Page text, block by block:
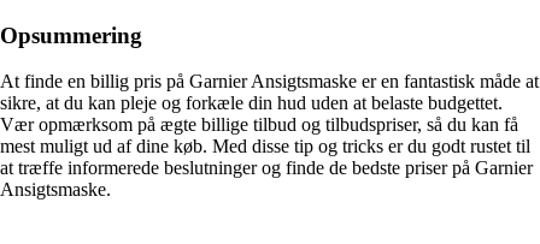
Opsummering
At finde en billig pris på Garnier Ansigtsmaske er en fantastisk måde at
sikre, at du kan pleje og forkæle din hud uden at belaste budgettet.
Vær opmærksom på ægte billige tilbud og tilbudspriser, så du kan få
mest muligt ud af dine køb. Med disse tip og tricks er du godt rustet til
at træffe informerede beslutninger og finde de bedste priser på Garnier
Ansigtsmaske.